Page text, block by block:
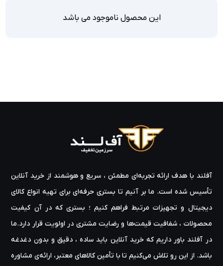
این محصول ناموجود می باشد
آفلند با هدف ارائه‌ تجربه‌ای مطمئن ، سریع و هوشمند از خرید آنلاین
تأسیس شده است. ما بر آنیم تا بستری حرفه‌ای برای تهیه‌ انواع کالای
دیجیتال و تجهیزات مرتبط فراهم کنیم ؛ بستری که در آن کیفیت
محصولات ، شفافیت قیمت‌ها و رضایت مشتری در اولویت قرار دارد.ما
در آفلند باور داریم که خرید آنلاین باید ساده ، دقیق و بدون دغدغه
باشد. از این رو تلاش می‌کنیم تا با تأمین کالاهای معتبر، ارائه‌ی مشاوره‌